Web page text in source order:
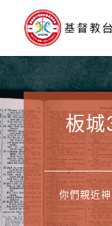
板城
你們親近